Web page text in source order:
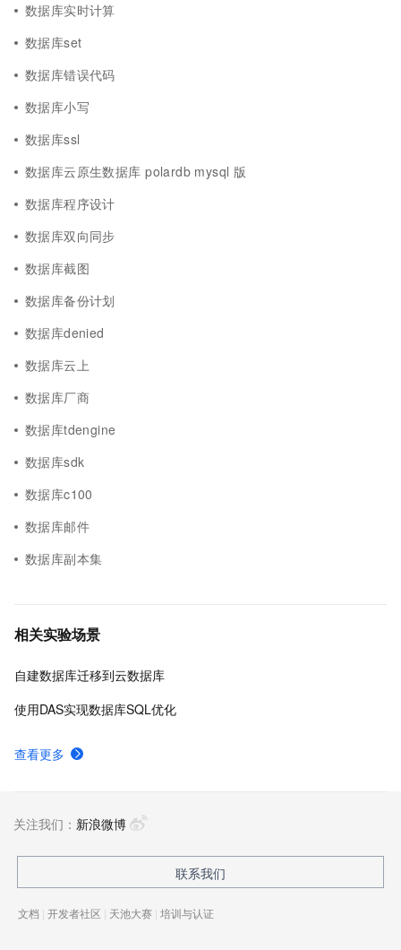
数据库实时计算
数据库set
数据库错误代码
数据库小写
数据库ssl
数据库云原生数据库 polardb mysql 版
数据库程序设计
数据库双向同步
数据库截图
数据库备份计划
数据库denied
数据库云上
数据库厂商
数据库tdengine
数据库sdk
数据库c100
数据库邮件
数据库副本集
相关实验场景
自建数据库迁移到云数据库
使用DAS实现数据库SQL优化
查看更多
关注我们： 新浪微博
联系我们
文档 | 开发者社区 | 天池大赛 | 培训与认证